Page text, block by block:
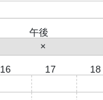
午後
×
16 17 18